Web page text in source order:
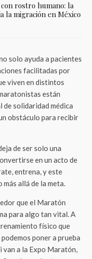
rostro humano: la
la migración en México
solo ayuda a pacientes
facilitadas por
viven en distintos
están
solidaridad médica
obstáculo para recibir
de ser solo una
en un acto de
entrena, y este
más allá de la meta.
que el Maratón
para algo tan vital. A
físico que
poner a prueba
van a la Expo Maratón,